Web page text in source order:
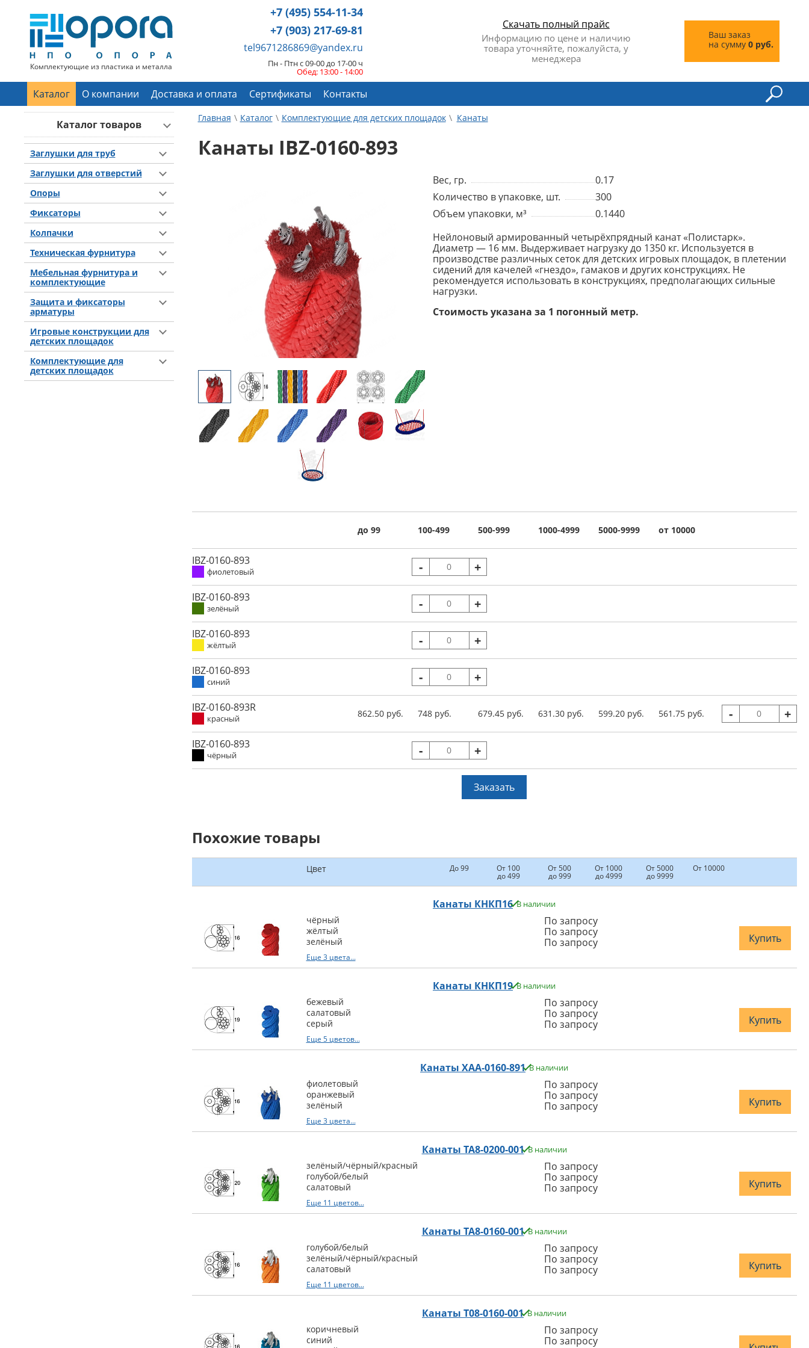
Комплектующие из пластика и металла
+7 (495) 554-11-34
+7 (903) 217-69-81
tel9671286869@yandex.ru
Пн - Птн с 09-00 до 17-00 ч
Обед: 13:00 - 14:00
Скачать полный прайс
Информацию по цене и наличию
товара уточняйте, пожалуйста, у
менеджера
Ваш заказ
на сумму 0 руб.
Каталог О компании Доставка и оплата Сертификаты Контакты
Каталог товаров
Заглушки для труб
Заглушки для отверстий
Опоры
Фиксаторы
Колпачки
Техническая фурнитура
Мебельная фурнитура и
комплектующие
Защита и фиксаторы
арматуры
Игровые конструкции для
детских площадок
Комплектующие для
детских площадок
Главная Каталог Комплектующие для детских площадок Канаты
Канаты IBZ-0160-893
Вес, гр.
0.17
Количество в упаковке, шт.
300
Объем упаковки, м³
0.1440
Нейлоновый армированный четырёхпрядный канат «Полистарк».
Диаметр — 16 мм. Выдерживает нагрузку до 1350 кг. Используется в
производстве различных сеток для детских игровых площадок, в плетении
сидений для качелей «гнездо», гамаков и других конструкциях. Не
рекомендуется использовать в конструкциях, предполагающих сильные
нагрузки.
Стоимость указана за 1 погонный метр.
до 99 100-499 500-999 1000-4999 5000-9999 от 10000
IBZ-0160-893
фиолетовый - +
IBZ-0160-893
зелёный - +
IBZ-0160-893
жёлтый - +
IBZ-0160-893
синий - +
IBZ-0160-893R
красный 862.50 руб. 748 руб. 679.45 руб. 631.30 руб. 599.20 руб. 561.75 руб. - +
IBZ-0160-893
чёрный - +
Заказать
Похожие товары
Цвет До 99 От 100
до 499
От 500
до 999
От 1000
до 4999
От 5000
до 9999
От 10000
Канаты КНКП16 В наличии
чёрный По запросу
жёлтый По запросу
зелёный По запросу
Еще 3 цвета...
Купить
Канаты КНКП19 В наличии
бежевый По запросу
салатовый По запросу
серый По запросу
Еще 5 цветов...
Купить
Канаты XAA-0160-891 В наличии
фиолетовый По запросу
оранжевый По запросу
зелёный По запросу
Еще 3 цвета...
Купить
Канаты TA8-0200-001 В наличии
зелёный/чёрный/красный По запросу
голубой/белый По запросу
салатовый По запросу
Еще 11 цветов...
Купить
Канаты TA8-0160-001 В наличии
голубой/белый По запросу
зелёный/чёрный/красный По запросу
салатовый По запросу
Еще 11 цветов...
Купить
Канаты T08-0160-001 В наличии
коричневый По запросу
синий По запросу